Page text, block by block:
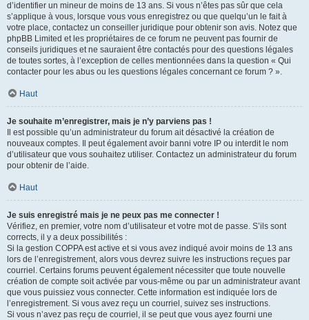
d’identifier un mineur de moins de 13 ans. Si vous n’êtes pas sûr que cela
s’applique à vous, lorsque vous vous enregistrez ou que quelqu’un le fait à
votre place, contactez un conseiller juridique pour obtenir son avis. Notez que
phpBB Limited et les propriétaires de ce forum ne peuvent pas fournir de
conseils juridiques et ne sauraient être contactés pour des questions légales
de toutes sortes, à l’exception de celles mentionnées dans la question « Qui
contacter pour les abus ou les questions légales concernant ce forum ? ».
Haut
Je souhaite m’enregistrer, mais je n’y parviens pas !
Il est possible qu’un administrateur du forum ait désactivé la création de
nouveaux comptes. Il peut également avoir banni votre IP ou interdit le nom
d’utilisateur que vous souhaitez utiliser. Contactez un administrateur du forum
pour obtenir de l’aide.
Haut
Je suis enregistré mais je ne peux pas me connecter !
Vérifiez, en premier, votre nom d’utilisateur et votre mot de passe. S’ils sont
corrects, il y a deux possibilités :
Si la gestion COPPA est active et si vous avez indiqué avoir moins de 13 ans
lors de l’enregistrement, alors vous devrez suivre les instructions reçues par
courriel. Certains forums peuvent également nécessiter que toute nouvelle
création de compte soit activée par vous-même ou par un administrateur avant
que vous puissiez vous connecter. Cette information est indiquée lors de
l’enregistrement. Si vous avez reçu un courriel, suivez ses instructions.
Si vous n’avez pas reçu de courriel, il se peut que vous ayez fourni une